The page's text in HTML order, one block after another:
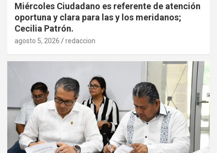
Miércoles Ciudadano es referente de atención
oportuna y clara para las y los meridanos;
Cecilia Patrón.
agosto 5, 2026 redaccion